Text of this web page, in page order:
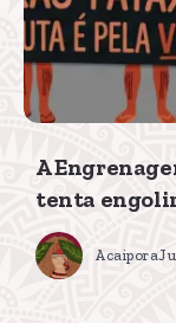
A
tenta
Acaipora